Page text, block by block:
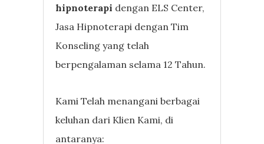
hipnoterapi dengan ELS Center,
Jasa Hipnoterapi dengan Tim
Konseling yang telah
berpengalaman selama 12 Tahun.
Kami Telah menangani berbagai
keluhan dari Klien Kami, di
antaranya: